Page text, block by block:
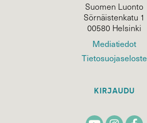
Suomen Luonto
Sörnäistenkatu 1
00580 Helsinki
Mediatiedot
Tietosuojaseloste
KIRJAUDU